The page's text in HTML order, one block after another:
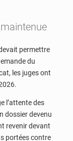
permettre
du
les juges ont
l’attente des
dossier devenu
revenir devant
portées contre